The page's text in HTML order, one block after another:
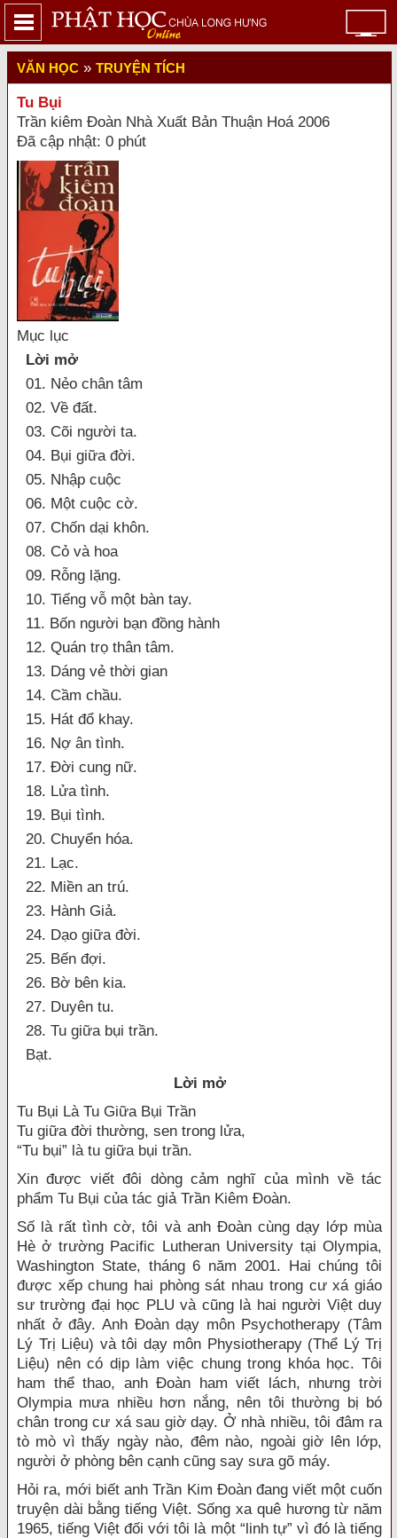
VĂN HỌC » TRUYỆN TÍCH
Tu Bụi
Trần kiêm Đoàn Nhà Xuất Bản Thuận Hoá 2006
Đã cập nhật: 0 phút
Mục lục
Lời mở
01. Nẻo chân tâm
02. Về đất.
03. Cõi người ta.
04. Bụi giữa đời.
05. Nhập cuộc
06. Một cuộc cờ.
07. Chốn dại khôn.
08. Cỏ và hoa
09. Rỗng lặng.
10. Tiếng vỗ một bàn tay.
11. Bốn người bạn đồng hành
12. Quán trọ thân tâm.
13. Dáng vẻ thời gian
14. Cầm chầu.
15. Hát đổ khay.
16. Nợ ân tình.
17. Đời cung nữ.
18. Lửa tình.
19. Bụi tình.
20. Chuyển hóa.
21. Lạc.
22. Miền an trú.
23. Hành Giả.
24. Dạo giữa đời.
25. Bến đợi.
26. Bờ bên kia.
27. Duyên tu.
28. Tu giữa bụi trần.
Bạt.
Lời mở
Tu Bụi Là Tu Giữa Bụi Trần
Tu giữa đời thường, sen trong lửa,
“Tu bụi” là tu giữa bụi trần.
Xin được viết đôi dòng cảm nghĩ của mình về tác
phẩm Tu Bụi của tác giả Trần Kiêm Đoàn.
Số là rất tình cờ, tôi và anh Đoàn cùng dạy lớp mùa
Hè ở trường Pacific Lutheran University tại Olympia,
Washington State, tháng 6 năm 2001. Hai chúng tôi
được xếp chung hai phòng sát nhau trong cư xá giáo
sư trường đại học PLU và cũng là hai người Việt duy
nhất ở đây. Anh Đoàn dạy môn Psychotherapy (Tâm
Lý Trị Liệu) và tôi dạy môn Physiotherapy (Thể Lý Trị
Liệu) nên có dịp làm việc chung trong khóa học. Tôi
ham thể thao, anh Đoàn ham viết lách, nhưng trời
Olympia mưa nhiều hơn nắng, nên tôi thường bị bó
chân trong cư xá sau giờ dạy. Ở nhà nhiều, tôi đâm ra
tò mò vì thấy ngày nào, đêm nào, ngoài giờ lên lớp,
người ở phòng bên cạnh cũng say sưa gõ máy.
Hỏi ra, mới biết anh Trần Kim Đoàn đang viết một cuốn
truyện dài bằng tiếng Việt. Sống xa quê hương từ năm
1965, tiếng Việt đối với tôi là một “linh tự” vì đó là tiếng